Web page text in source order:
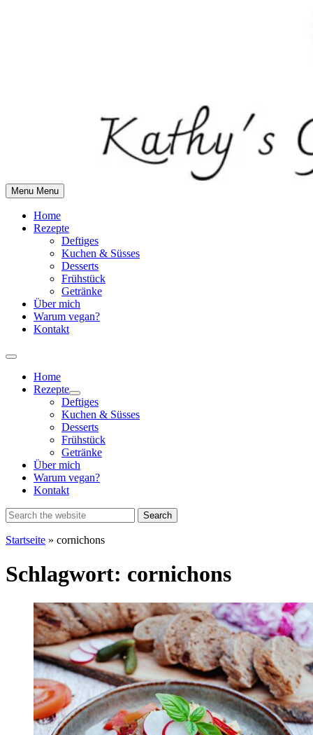
Menu Menu
Home
Rezepte
Deftiges
Kuchen & Süsses
Desserts
Frühstück
Getränke
Über mich
Warum vegan?
Kontakt
Home
Rezepte
Show
sub
menu
Deftiges
Kuchen & Süsses
Desserts
Frühstück
Getränke
Über mich
Warum vegan?
Kontakt
Startseite » cornichons
Schlagwort: cornichons